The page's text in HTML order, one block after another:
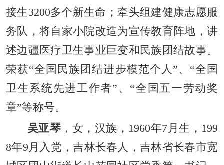
接生3200多个新生命；牵头组建健康志愿服
务队，将自家小院改造为宣传教育阵地，讲
述边疆医疗卫生事业巨变和民族团结故事。
荣获“全国民族团结进步模范个人”、“全国
卫生系统先进工作者”、“全国五一劳动奖
章”等称号。
吴亚琴 ，女，汉族，1960年7月生，199
8年9月入党，吉林长春人，吉林省长春市宽